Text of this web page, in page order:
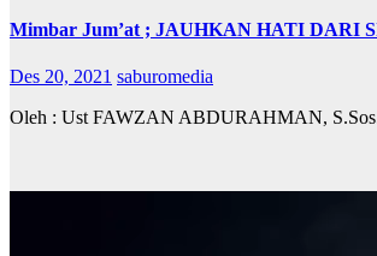
Mimbar Jum’at ; JAUHKAN HATI DARI
Des 20, 2021 saburomedia
Oleh : Ust FAWZAN ABDURAHMAN,